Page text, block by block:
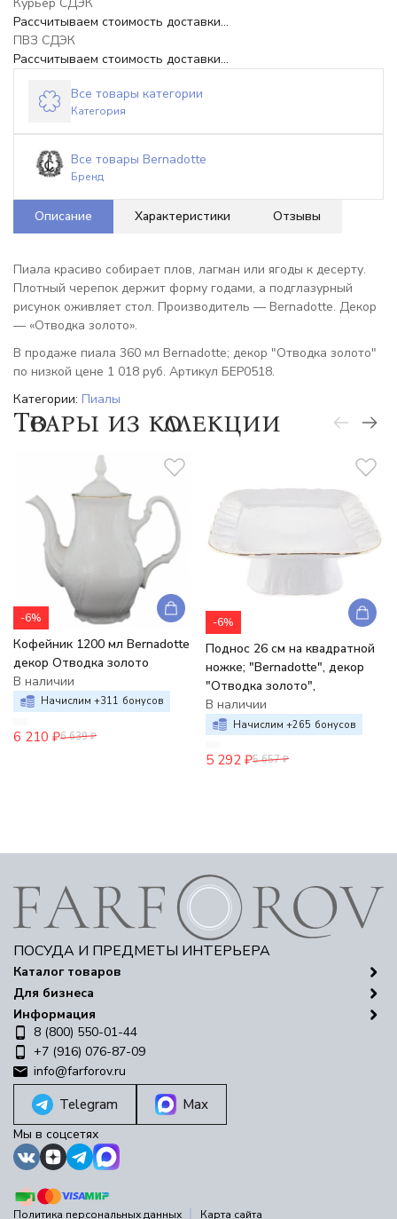
Рассчитываем стоимость доставки...
ПВЗ СДЭК
Рассчитываем стоимость доставки...
Все товары категории
Категория
Все товары Bernadotte
Бренд
Описание Характеристики Отзывы
Пиала красиво собирает плов, лагман или ягоды к десерту.
Плотный черепок держит форму годами, а подглазурный
рисунок оживляет стол. Производитель — Bernadotte. Декор
— «Отводка золото».
В продаже пиала 360 мл Bernadotte; декор "Отводка золото"
по низкой цене 1 018 руб. Артикул БЕР0518.
Категории: Пиалы
Товары из коллекции
-6%
Кофейник 1200 мл Bernadotte
декор Отводка золото
В наличии
Начислим +311 бонусов
6 210 ₽6 639 ₽
-6%
Поднос 26 см на квадратной
ножке; "Bernadotte", декор
"Отводка золото",
В наличии
Начислим +265 бонусов
5 292 ₽5 657 ₽
ПОСУДА И ПРЕДМЕТЫ ИНТЕРЬЕРА
Каталог товаров
Для бизнеса
Информация
8 (800) 550-01-44
+7 (916) 076-87-09
info@farforov.ru
Telegram Max
Мы в соцсетях
Политика персональных данных Карта сайта